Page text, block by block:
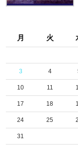
月 火
3 4
10 11
17 18
24 25
31